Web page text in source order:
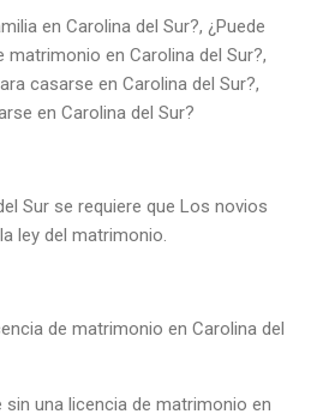
en Carolina del Sur?, ¿Puede
en Carolina del Sur?,
casarse en Carolina del Sur?,
en Carolina del Sur?
Sur se requiere que Los novios
ley del matrimonio.
de matrimonio en Carolina del
sin una licencia de matrimonio en